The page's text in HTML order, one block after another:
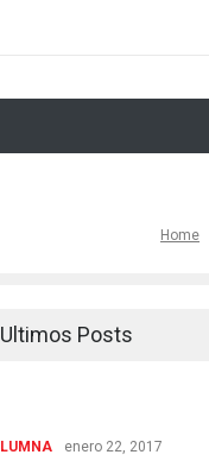
Enlightenment
Home
Ultimos Posts
enero 22, 2017